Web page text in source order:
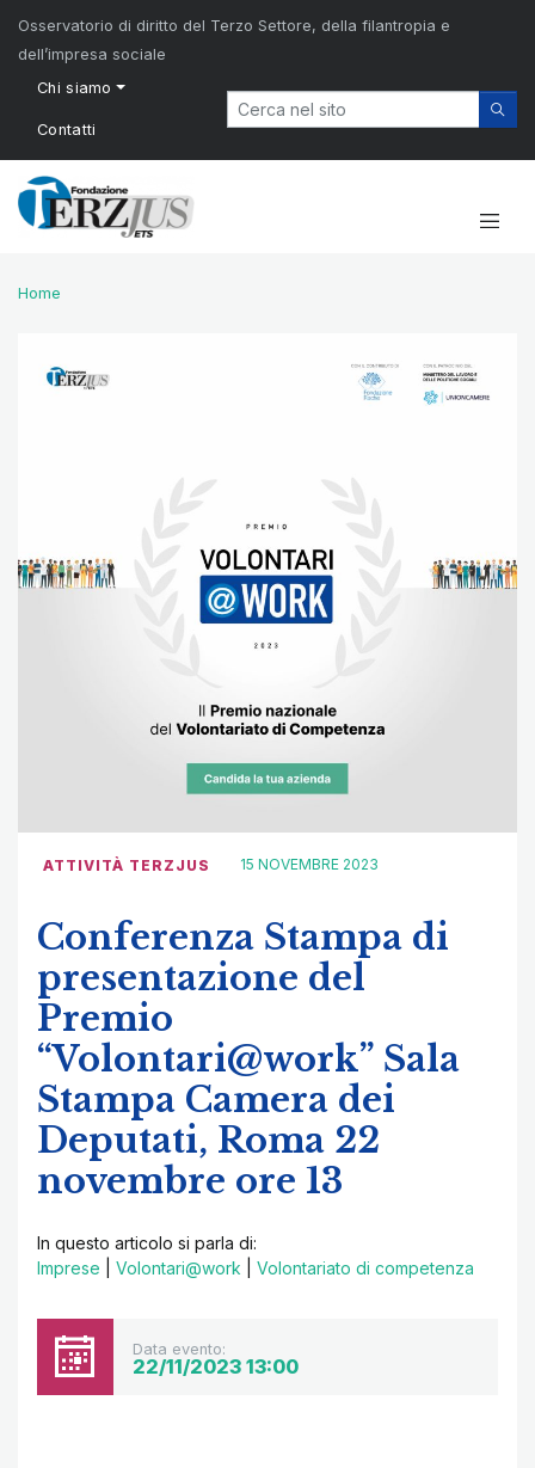
Osservatorio di diritto del Terzo Settore, della filantropia e
dell’impresa sociale
Chi siamo
Contatti
Home
ATTIVITÀ TERZJUS 15 NOVEMBRE 2023
Conferenza Stampa di
presentazione del
Premio
“Volontari@work” Sala
Stampa Camera dei
Deputati, Roma 22
novembre ore 13
In questo articolo si parla di:
Imprese
Volontari@work Volontariato di competenza
Data evento:
22/11/2023 13:00